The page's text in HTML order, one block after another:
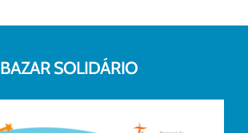
BAZAR SOLIDÁRIO